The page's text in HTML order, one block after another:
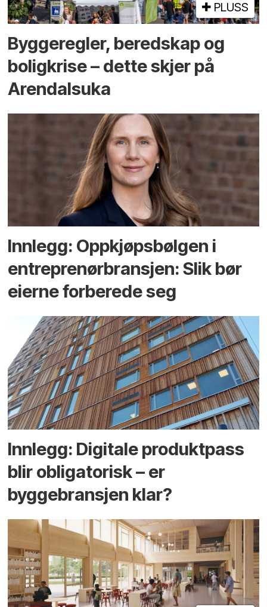
PLUSS
Bygge­regler, beredskap og
bolig­krise – dette skjer på
Arendals­uka
Innlegg: Oppkjøps­bølgen i
entreprenør­bransjen: Slik bør
eierne forberede seg
Innlegg: Digitale produktpass
blir obligatorisk – er
byggebransjen klar?